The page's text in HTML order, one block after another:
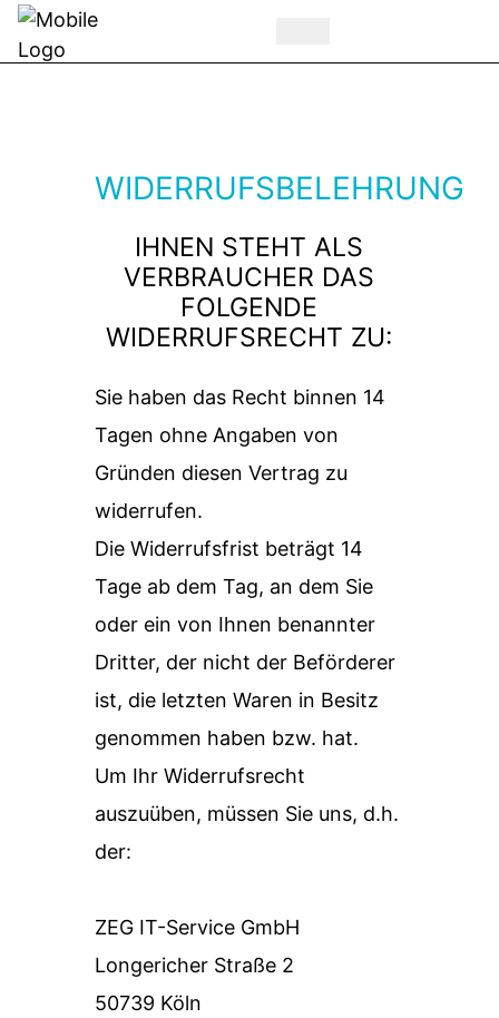
WIDERRUFSBELEHRUNG
IHNEN STEHT ALS
VERBRAUCHER DAS
FOLGENDE
WIDERRUFSRECHT ZU:
Sie haben das Recht binnen 14
Tagen ohne Angaben von
Gründen diesen Ver­trag zu
widerrufen.
Die Widerrufsfrist beträgt 14
Tage ab dem Tag, an dem Sie
oder ein von Ihnen benannter
Dritter, der nicht der Beförderer
ist, die letzten Waren in Besitz
ge­nommen haben bzw. hat.
Um Ihr Widerrufsrecht
auszuüben, müssen Sie uns, d.h.
der:
ZEG IT-Service GmbH
Longericher Straße 2
50739 Köln